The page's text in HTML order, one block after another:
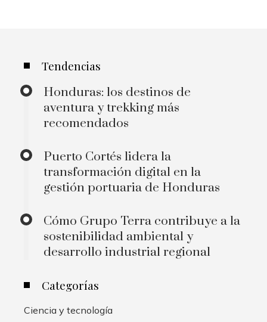
Tendencias
Honduras: los destinos de
aventura y trekking más
recomendados
Puerto Cortés lidera la
transformación digital en la
gestión portuaria de Honduras
Cómo Grupo Terra contribuye a la
sostenibilidad ambiental y
desarrollo industrial regional
Categorías
Ciencia y tecnología